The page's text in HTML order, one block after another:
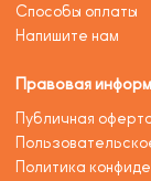
Способы оплаты
Напишите нам
Правовая
Публичная
Политика